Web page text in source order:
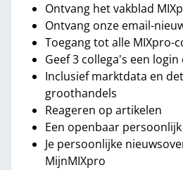
Ontvang het vakblad
Ontvang onze email-
Toegang tot alle MIXpro-
Geef 3 collega's een login
Inclusief marktdata en
groothandels
Reageren op artikelen
Een openbaar
Je persoonlijke
MijnMIXpro